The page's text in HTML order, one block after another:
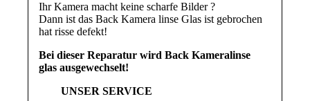
Ihr Kamera macht keine scharfe Bilder ?
Dann ist das Back Kamera linse Glas ist gebrochen
hat risse defekt!
Bei dieser Reparatur wirdBack Kameralinse
glasausgewechselt!
UNSER SERVICE